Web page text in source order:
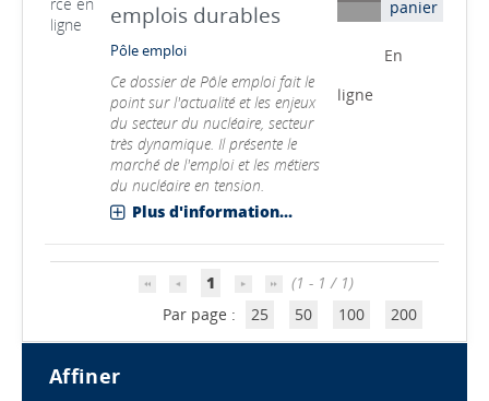
ligne
emplois durables
Pôle emploi
Ce dossier de Pôle emploi fait le
point sur l'actualité et les enjeux
du secteur du nucléaire, secteur
très dynamique. Il présente le
marché de l'emploi et les métiers
du nucléaire en tension.
Plus d'information...
panier
En
ligne
1
(1 - 1 / 1)
Par page :
25 50 100 200
affiner